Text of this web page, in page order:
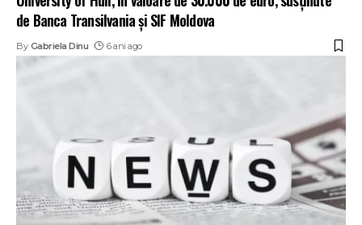
de Banca Transilvania și SIF Moldova
By Gabriela Dinu 6 ani ago